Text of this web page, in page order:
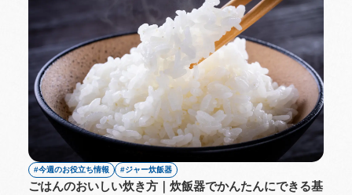
今週のお役立ち情報 ジャー炊飯器
ごはんのおいしい炊き方｜炊飯器でかんたんにできる基